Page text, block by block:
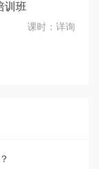
训班
课时： 详询